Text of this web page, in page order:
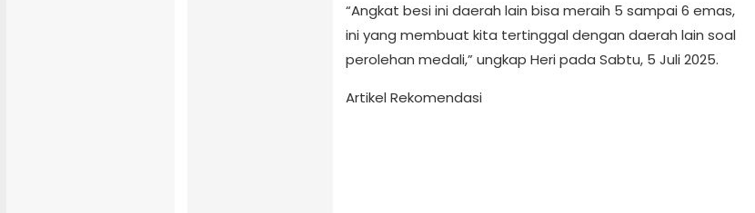
“Angkat besi ini daerah lain bisa meraih 5 sampai 6 emas,
ini yang membuat kita tertinggal dengan daerah lain soal
perolehan medali,” ungkap Heri pada Sabtu, 5 Juli 2025.
Artikel Rekomendasi